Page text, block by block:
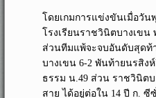
โดยเกมการแข่งขันเมื่อวั
โรงเรียนราชวินิตบางเข
ส่วนทีมแพ้จะจบอันดับสุดท้
บางเขน 6-2 พันท้ายนรสิง
ธรรม น.49 ส่วน ราชวินิต
สาย ได้อยู่ต่อใน 14 ปี ก.